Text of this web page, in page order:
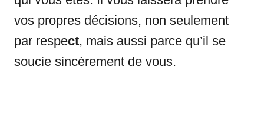
vos propres décisions, non seulement
par respect, mais aussi parce qu’il se
soucie sincèrement de vous.